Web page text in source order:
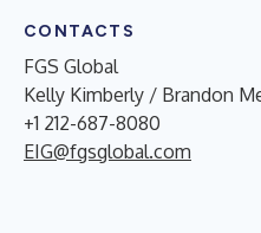
CONTACTS
FGS Global
Kelly Kimberly / Brandon
+1 212-687-8080
EIG@fgsglobal.com